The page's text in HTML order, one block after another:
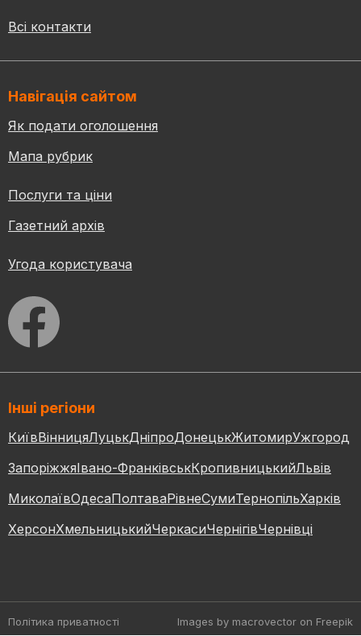
Всі контакти
Навігація сайтом
Як подати оголошення
Мапа рубрик
Послуги та ціни
Газетний архів
Угода користувача
Інші регіони
КиївВінницяЛуцькДніпроДонецькЖитомирУжгород
ЗапоріжжяІвано-ФранківськКропивницькийЛьвів
МиколаївОдесаПолтаваРівнеСумиТернопільХарків
ХерсонХмельницькийЧеркасиЧернігівЧернівці
Політика приватності Images by macrovector on Freepik